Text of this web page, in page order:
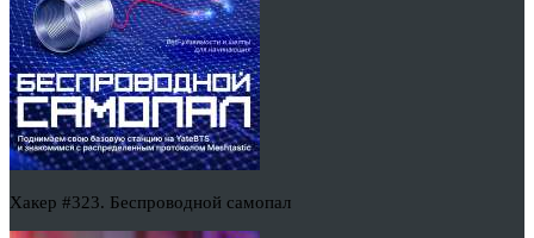
Хакер #323. Беспроводной самопал